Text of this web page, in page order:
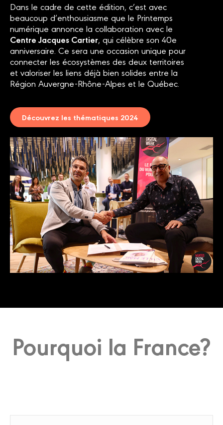
Dans le cadre de cette édition, c’est avec
beaucoup d’enthousiasme que le Printemps
numérique annonce la collaboration avec le
Centre Jacques Cartier, qui célèbre son 40e
anniversaire. Ce sera une occasion unique pour
connecter les écosystèmes des deux territoires
et valoriser les liens déjà bien solides entre la
Région Auvergne-Rhône-Alpes et le Québec.
Découvrez les thématiques 2024
Pourquoi la France?